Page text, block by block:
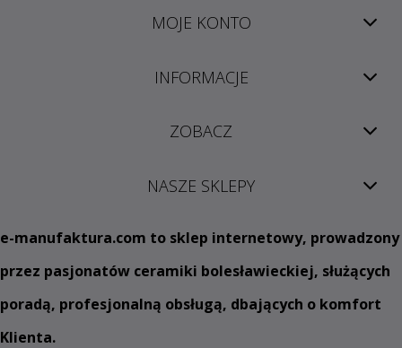
MOJE KONTO
INFORMACJE
ZOBACZ
NASZE SKLEPY
e-manufaktura.com to sklep internetowy, prowadzony
przez pasjonatów ceramiki bolesławieckiej, służących
poradą, profesjonalną obsługą, dbających o komfort
Klienta.